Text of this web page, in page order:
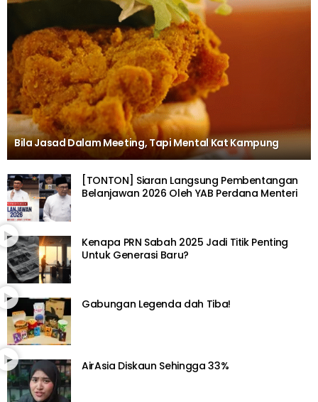
Bila Jasad Dalam Meeting, Tapi Mental Kat Kampung
[TONTON] Siaran Langsung Pembentangan
Belanjawan 2026 Oleh YAB Perdana Menteri
Kenapa PRN Sabah 2025 Jadi Titik Penting
Untuk Generasi Baru?
Gabungan Legenda dah Tiba!
AirAsia Diskaun Sehingga 33%